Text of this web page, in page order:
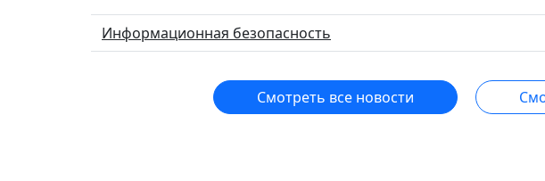
Информационная безопасность
Смотреть все новости